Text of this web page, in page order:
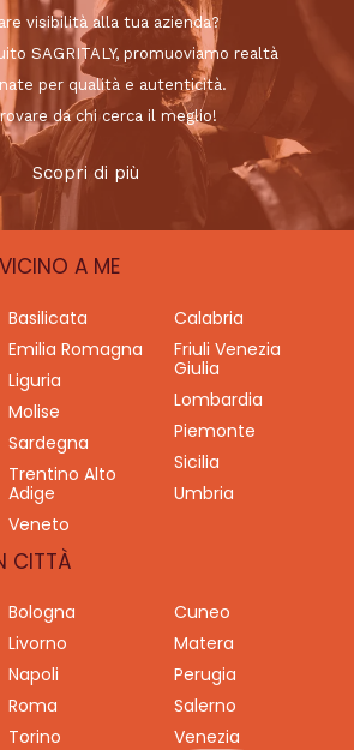
visibilità alla tua azienda?
SAGRITALY, promuoviamo realtà
per qualità e autenticità.
da chi cerca il meglio!
Scopri di più
A ME
Basilicata
Calabria
Emilia Romagna
Friuli Venezia
Giulia
Liguria
Lombardia
Molise
Piemonte
Sardegna
Sicilia
Trentino Alto
Adige
Umbria
Veneto
CITTÀ
Bologna
Cuneo
Livorno
Matera
Napoli
Perugia
Roma
Salerno
Torino Venezia